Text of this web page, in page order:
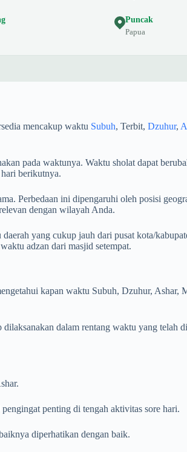
Puncak
Papua
mencakup waktu Subuh, Terbit, Dzuhur,
pada waktunya. Waktu sholat dapat
berikutnya.
Perbedaan ini dipengaruhi oleh posisi
dengan wilayah Anda.
yang cukup jauh dari pusat kota/
adzan dari masjid setempat.
kapan waktu Subuh, Dzuhur, Ashar,
dalam rentang waktu yang telah
penting di tengah aktivitas sore hari.
diperhatikan dengan baik.